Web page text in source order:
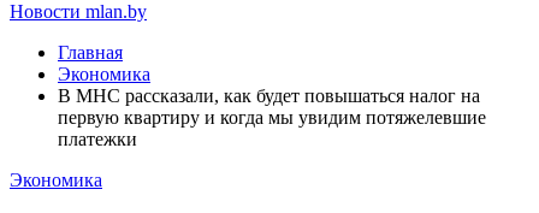
Новости mlan.by
Главная
Экономика
В МНС рассказали, как будет повышаться налог на
первую квартиру и когда мы увидим потяжелевшие
платежки
Экономика